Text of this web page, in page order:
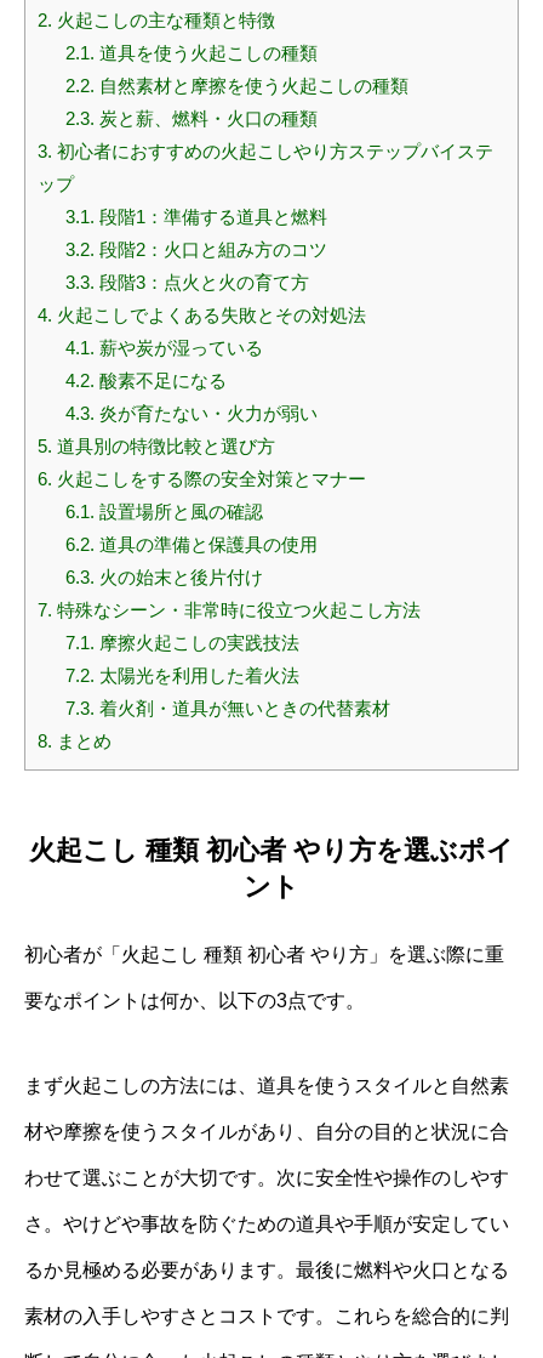
2. 火起こしの主な種類と特徴
2.1. 道具を使う火起こしの種類
2.2. 自然素材と摩擦を使う火起こしの種類
2.3. 炭と薪、燃料・火口の種類
3. 初心者におすすめの火起こしやり方ステップバイステ
ップ
3.1. 段階1：準備する道具と燃料
3.2. 段階2：火口と組み方のコツ
3.3. 段階3：点火と火の育て方
4. 火起こしでよくある失敗とその対処法
4.1. 薪や炭が湿っている
4.2. 酸素不足になる
4.3. 炎が育たない・火力が弱い
5. 道具別の特徴比較と選び方
6. 火起こしをする際の安全対策とマナー
6.1. 設置場所と風の確認
6.2. 道具の準備と保護具の使用
6.3. 火の始末と後片付け
7. 特殊なシーン・非常時に役立つ火起こし方法
7.1. 摩擦火起こしの実践技法
7.2. 太陽光を利用した着火法
7.3. 着火剤・道具が無いときの代替素材
8. まとめ
火起こし 種類 初心者 やり方を選ぶポイ
ント
初心者が「火起こし 種類 初心者 やり方」を選ぶ際に重
要なポイントは何か、以下の3点です。
まず火起こしの方法には、道具を使うスタイルと自然素
材や摩擦を使うスタイルがあり、自分の目的と状況に合
わせて選ぶことが大切です。次に安全性や操作のしやす
さ。やけどや事故を防ぐための道具や手順が安定してい
るか見極める必要があります。最後に燃料や火口となる
素材の入手しやすさとコストです。これらを総合的に判